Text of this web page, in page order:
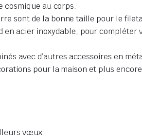
cosmique au corps.
sont de la bonne taille pour le
en acier inoxydable, pour
avec d’autres accessoires en
pour la maison et plus
vœux